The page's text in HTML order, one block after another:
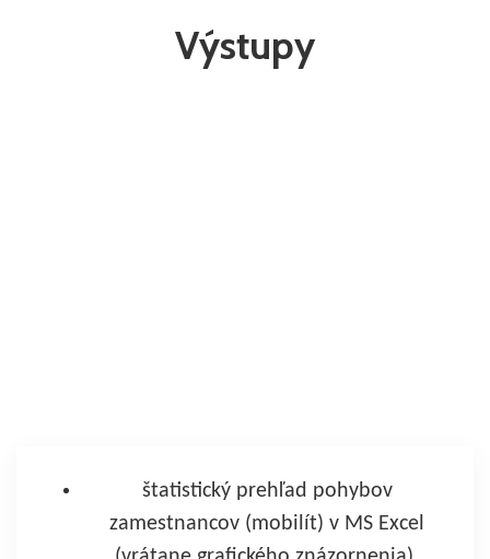
Výstupy
štatistický prehľad pohybov
zamestnancov (mobilít) v MS Excel